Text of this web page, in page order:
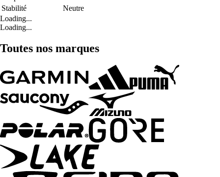
Stabilité
Neutre
Loading...
Loading...
Toutes nos marques